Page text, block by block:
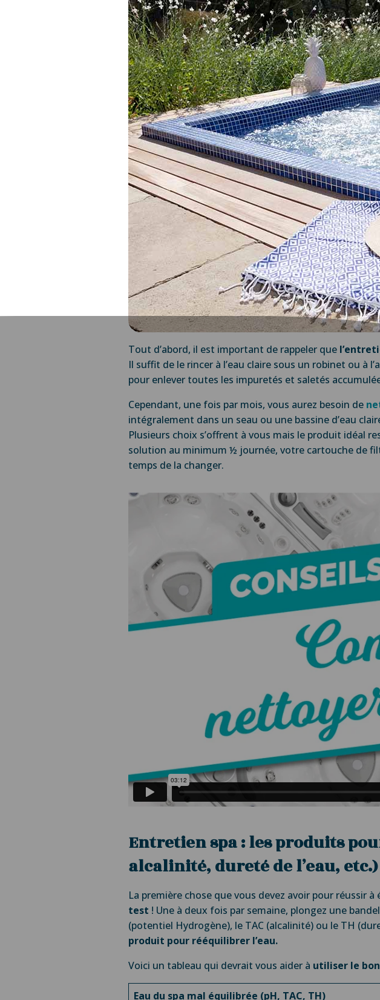
Tout d’abord, il est important de rappeler que
Il suffit de le rincer à l’eau claire sous un robinet ou à
pour enlever toutes les impuretés et saletés
Cependant, une fois par mois, vous aurez besoin de
intégralement dans un seau ou une bassine d’eau
Plusieurs choix s’offrent à vous mais le produit idéal
solution au minimum ½ journée, votre cartouche de
temps de la changer.
Entretien spa : les produits
alcalinité, dureté de l’eau, etc.)
La première chose que vous devez avoir pour réussir à
test ! Une à deux fois par semaine, plongez une
(potentiel Hydrogène), le TAC (alcalinité) ou le TH
produit pour rééquilibrer l’eau.
Voici un tableau qui devrait vous aider à utiliser le
Eau du spa mal équilibrée (pH, TAC, TH)